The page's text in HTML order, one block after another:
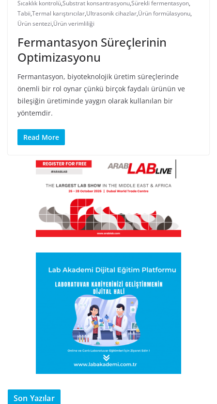
Sıcaklık kontrolü,Substrat konsantrasyonu,Sürekli fermentasyon,
Tabii,Termal karıştırıcılar,Ultrasonik cihazlar,Ürün formülasyonu,
Ürün sentezi,Ürün verimliliği
Fermantasyon Süreçlerinin
Optimizasyonu
Fermantasyon, biyoteknolojik üretim süreçlerinde
önemli bir rol oynar çünkü birçok faydalı ürünün ve
bileşiğin üretiminde yaygın olarak kullanılan bir
yöntemdir.
Read More
Son Yazılar